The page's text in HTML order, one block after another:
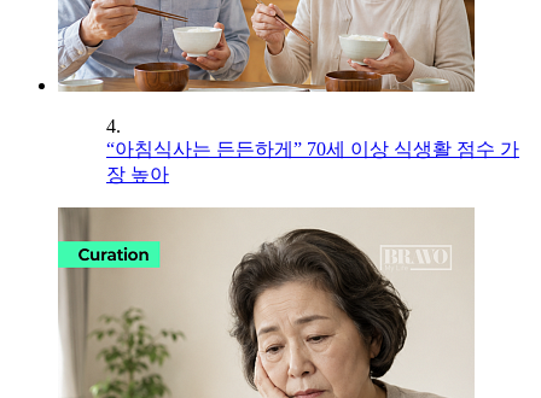
4.
“아침식사는 든든하게” 70세 이상 식생활 점수 가
장 높아